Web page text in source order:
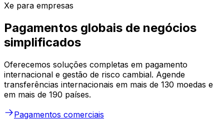
Xe para empresas
Pagamentos globais de negócios
simplificados
Oferecemos soluções completas em pagamento
internacional e gestão de risco cambial. Agende
transferências internacionais em mais de 130 moedas e
em mais de 190 países.
Pagamentos comerciais